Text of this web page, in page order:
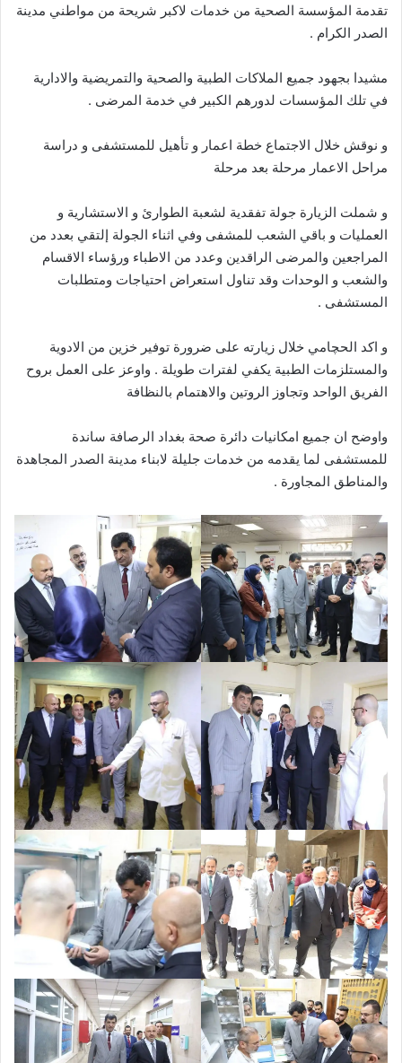
تقدمة المؤسسة الصحية من خدمات لاكبر شريحة من مواطني مدينة
الصدر الكرام .
مشيدا بجهود جميع الملاكات الطبية والصحية والتمريضية والادارية
في تلك المؤسسات لدورهم الكبير في خدمة المرضى .
و نوقش خلال الاجتماع خطة اعمار و تأهيل للمستشفى و دراسة
مراحل الاعمار مرحلة بعد مرحلة
و شملت الزيارة جولة تفقدية لشعبة الطوارئ و الاستشارية و
العمليات و باقي الشعب للمشفى وفي اثناء الجولة إلتقي بعدد من
المراجعين والمرضى الراقدين وعدد من الاطباء ورؤساء الاقسام
والشعب و الوحدات وقد تناول استعراض احتياجات ومتطلبات
المستشفى .
و اكد الحچامي خلال زيارته على ضرورة توفير خزين من الادوية
والمستلزمات الطبية يكفي لفترات طويلة . واوعز على العمل بروح
الفريق الواحد وتجاوز الروتين والاهتمام بالنظافة
واوضح ان جميع امكانيات دائرة صحة بغداد الرصافة ساندة
للمستشفى لما يقدمه من خدمات جليلة لابناء مدينة الصدر المجاهدة
والمناطق المجاورة .